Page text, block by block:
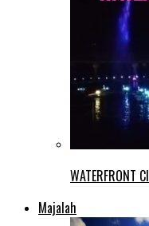
WATERFRONT
Majalah